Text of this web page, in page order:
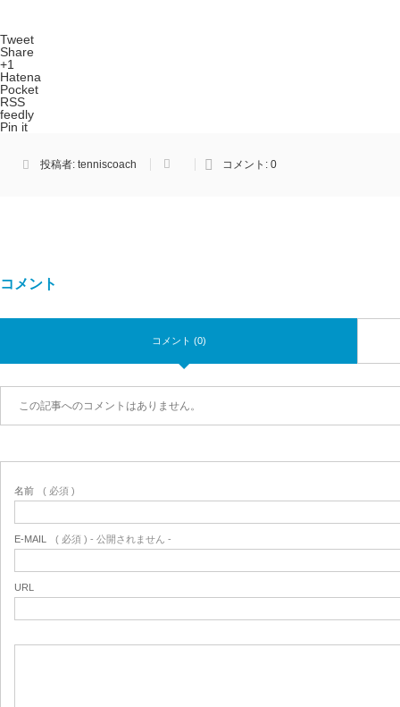
Tweet
Share
+1
Hatena
Pocket
RSS
feedly
Pin it
投稿者: tenniscoach コメント: 0
コメント
コメント (0)
この記事へのコメントはありません。
名前 ( 必須 )
E-MAIL ( 必須 ) - 公開されません -
URL